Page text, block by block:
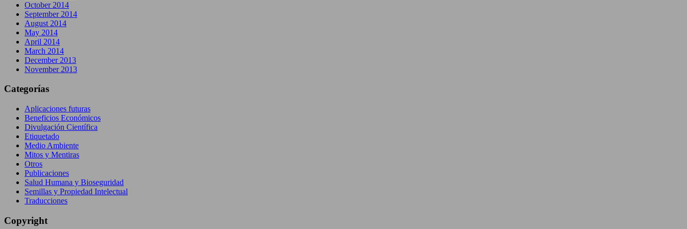
October 2014
September 2014
August 2014
May 2014
April 2014
March 2014
December 2013
November 2013
Categorías
Aplicaciones futuras
Beneficios Económicos
Divulgación Científica
Etiquetado
Medio Ambiente
Mitos y Mentiras
Otros
Publicaciones
Salud Humana y Bioseguridad
Semillas y Propiedad Intelectual
Traducciones
Copyright